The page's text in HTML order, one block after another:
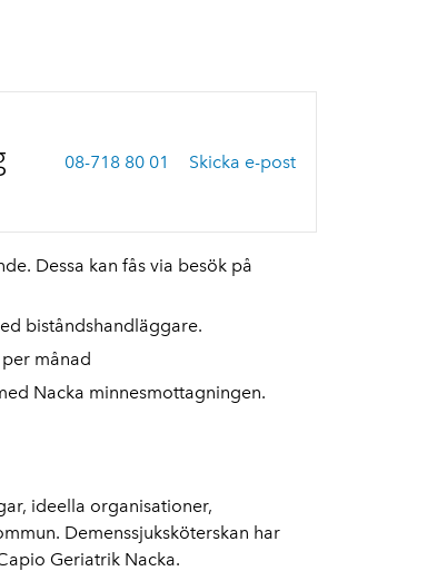
08-718 80 01 Skicka e-post
Dessa kan fås via besök på
biståndshandläggare.
månad
Nacka minnesmottagningen.
ideella organisationer,
Demenssjuksköterskan har
Geriatrik Nacka.